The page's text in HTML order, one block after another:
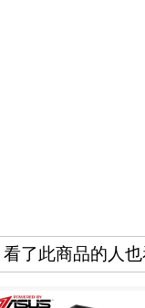
看了此商品的人